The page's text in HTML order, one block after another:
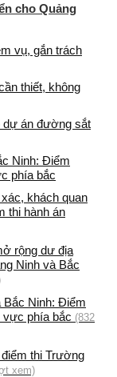
cho Quảng
vụ, gắn trách
thiết, không
dự án đường sắt
Ninh: Điểm
phía bắc
khách quan
thi hành án
rộng dư địa
Ninh và Bắc
Bắc Ninh: Điểm
phía bắc (832
thi Trường
xem)